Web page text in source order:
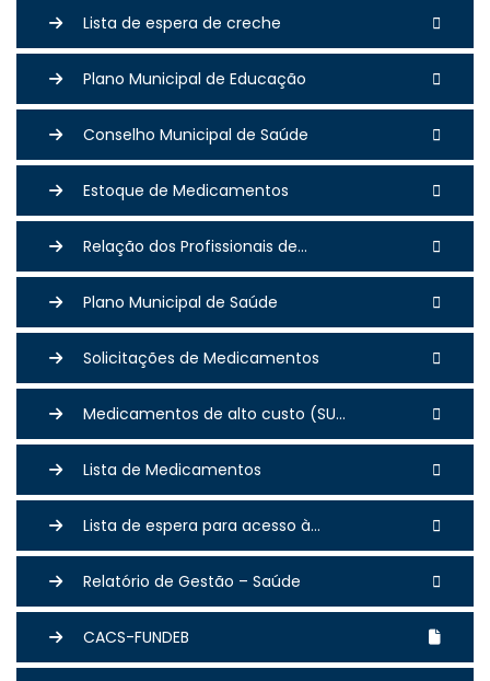
Lista de espera de creche
Plano Municipal de Educação
Conselho Municipal de Saúde
Estoque de Medicamentos
Relação dos Profissionais de...
Plano Municipal de Saúde
Solicitações de Medicamentos
Medicamentos de alto custo (SU...
Lista de Medicamentos
Lista de espera para acesso à...
Relatório de Gestão – Saúde
CACS-FUNDEB